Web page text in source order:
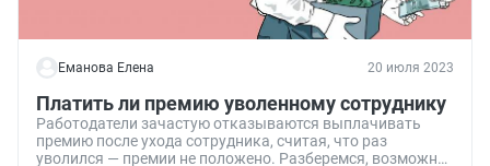
Еманова Елена 20 июля 2023
Платить ли премию уволенному сотруднику
Работодатели зачастую отказываются выплачивать
премию после ухода сотрудника, считая, что раз
уволился — премии не положено. Разберемся, возможна